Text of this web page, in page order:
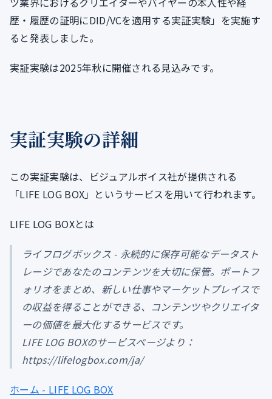
歴・履歴の証明にDID/VCを適用する実証実験」を実施す
ると発表しました。
実証実験は2025年秋に開催される見込みです。
実証実験の詳細
この実証実験は、ビジュアルボイス社が提供される
「LIFE LOG BOX」というサービスを用いて行われます。
LIFE LOG BOXとは
ライフログボックス - 永続的に保存可能なデータスト
レージであなたのコンテンツを大切に保管。ポートフ
ォリオをまとめ、新しい仕事やマーケットプレイスで
の収益を得ることができる、コンテンツやクリエイタ
ーの価値を最大化するサービスです。
LIFE LOG BOXのサービスページより：
https://lifelogbox.com/ja/
ホーム - LIFE LOG BOX